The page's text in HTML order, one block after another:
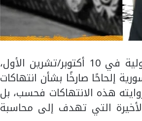
في محكمة العدل الدولية في 10 أكتوبر/تشرين الأول،
إلحاحًا صارخًا بشأن انتهاكات
هذه الانتهاكات فحسب، بل
الأخيرة التي تهدف إلى محاسبة